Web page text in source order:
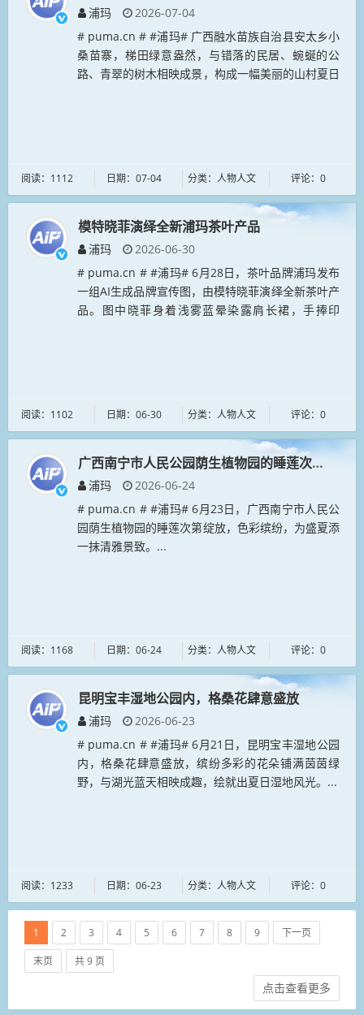
浦玛
2026-07-04
# puma.cn # #浦玛# 广西融水苗族自治县安太乡小
桑苗寨，梯田绿意盎然，与错落的民居、蜿蜒的公
路、青翠的树木相映成景，构成一幅美丽的山村夏日
阅读：1112 日期：07-04 分类：人物人文 评论：0
模特晓菲演绎全新浦玛茶叶产品
浦玛
2026-06-30
# puma.cn # #浦玛# 6月28日，茶叶品牌浦玛发布
一组AI生成品牌宣传图，由模特晓菲演绎全新茶叶产
品。图中晓菲身着浅雾蓝晕染露肩长裙，手捧印
阅读：1102 日期：06-30 分类：人物人文 评论：0
广西南宁市人民公园荫生植物园的睡莲次第绽放
浦玛
2026-06-24
# puma.cn # #浦玛# 6月23日，广西南宁市人民公
园荫生植物园的睡莲次第绽放，色彩缤纷，为盛夏添
一抹清雅景致。...
阅读：1168 日期：06-24 分类：人物人文 评论：0
昆明宝丰湿地公园内，格桑花肆意盛放
浦玛
2026-06-23
# puma.cn # #浦玛# 6月21日，昆明宝丰湿地公园
内，格桑花肆意盛放，缤纷多彩的花朵铺满茵茵绿
野，与湖光蓝天相映成趣，绘就出夏日湿地风光。...
阅读：1233 日期：06-23 分类：人物人文 评论：0
1 2 3 4 5 6 7 8 9 下一页
末页 共 9 页
点击查看更多